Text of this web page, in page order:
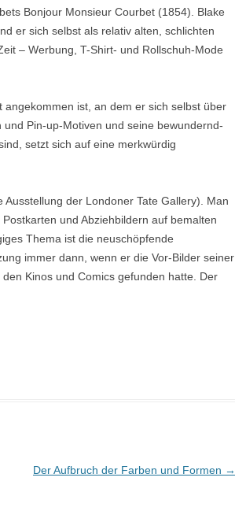
Bonjour Monsieur Courbet (1854). Blake
er sich selbst als relativ alten, schlichten
– Werbung, T-Shirt- und Rollschuh-Mode 
ist, an dem er sich selbst über
Pin-up-Motiven und seine bewundernd-
setzt sich auf eine merkwürdig
der Londoner Tate Gallery). Man
und Abziehbildern auf bemalten
Thema ist die neuschöpfende
immer dann, wenn er die Vor-Bilder seiner
Kinos und Comics gefunden hatte. Der
Der Aufbruch der Farben und Formen →